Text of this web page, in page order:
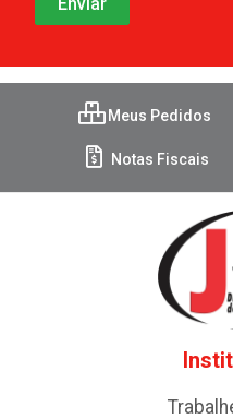
Meus Pedidos
Notas Fiscais